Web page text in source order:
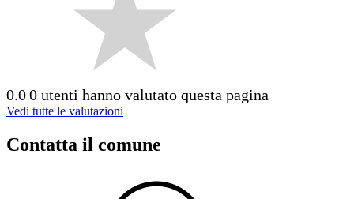
0.00 utenti hanno valutato questa pagina
Vedi tutte le valutazioni
Contatta il comune